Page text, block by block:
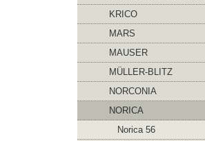
KRICO
MARS
MAUSER
MÜLLER-BLITZ
NORCONIA
NORICA
Norica 56